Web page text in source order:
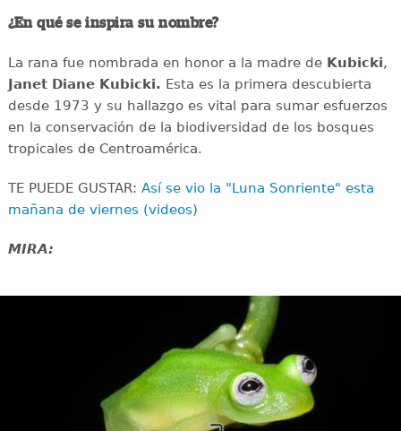
¿En qué se inspira su nombre?
La rana fue nombrada en honor a la madre de Kubicki,
Janet Diane Kubicki. Esta es la primera descubierta
desde 1973 y su hallazgo es vital para sumar esfuerzos
en la conservación de la biodiversidad de los bosques
tropicales de Centroamérica.
TE PUEDE GUSTAR: Así se vio la "Luna Sonriente" esta
mañana de viernes (videos)
MIRA: